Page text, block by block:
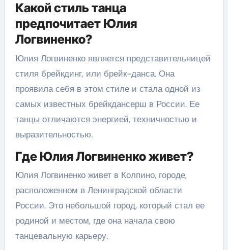
Какой стиль танца
предпочитает Юлия
Логвиненко?
Юлия Логвиненко является представительницей
стиля брейкдинг, или брейк-данса. Она
проявила себя в этом стиле и стала одной из
самых известных брейкдансерш в России. Ее
танцы отличаются энергией, техничностью и
выразительностью.
Где Юлия Логвиненко живет?
Юлия Логвиненко живет в Колпино, городе,
расположенном в Ленинградской области
России. Это небольшой город, который стал ее
родиной и местом, где она начала свою
танцевальную карьеру.